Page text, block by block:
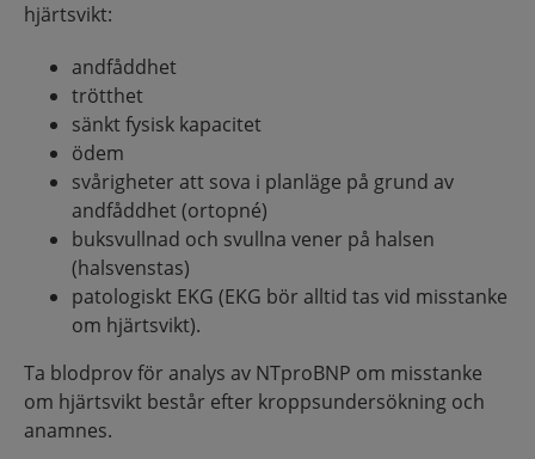
hjärtsvikt:
andfåddhet
trötthet
sänkt fysisk kapacitet
ödem
svårigheter att sova i planläge på grund av
andfåddhet (ortopné)
buksvullnad och svullna vener på halsen
(halsvenstas)
patologiskt EKG (EKG bör alltid tas vid misstanke
om hjärtsvikt).
Ta blodprov för analys av NTproBNP om misstanke
om hjärtsvikt består efter kroppsundersökning och
anamnes.